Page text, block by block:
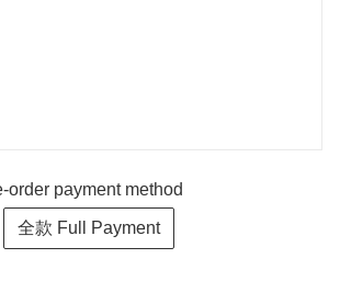
order payment method
全款 Full Payment